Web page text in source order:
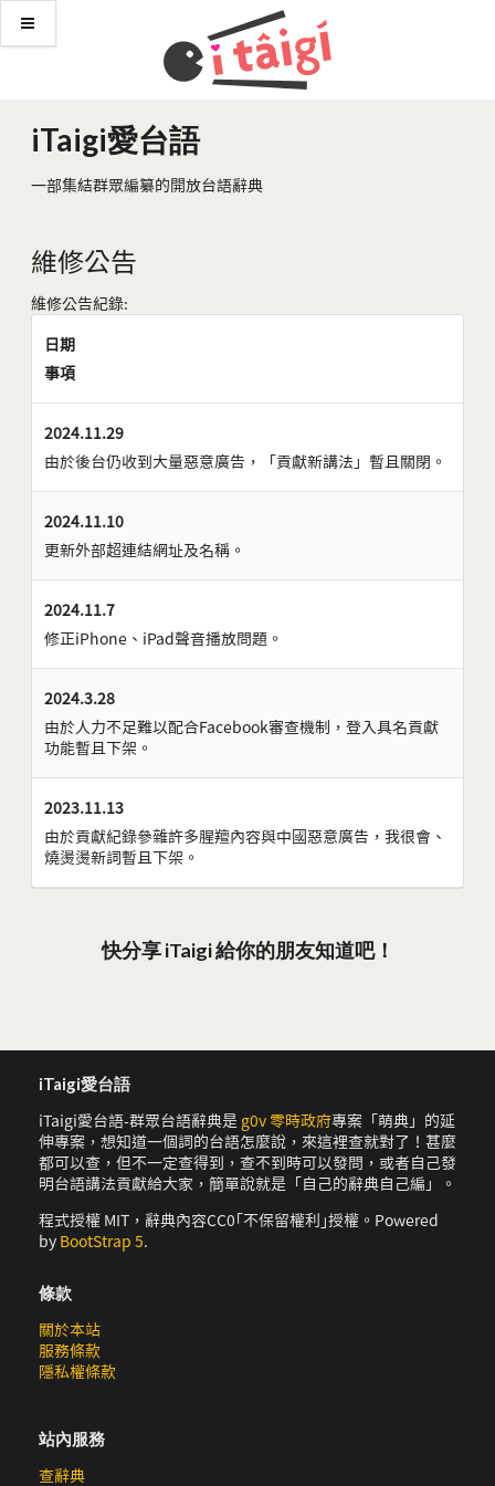
iTaigi愛台語
一部集結群眾編纂的開放台語辭典
維修公告
維修公告紀錄:
日期
事項
2024.11.29
由於後台仍收到大量惡意廣告，「貢獻新講法」暫且關閉。
2024.11.10
更新外部超連結網址及名稱。
2024.11.7
修正iPhone、iPad聲音播放問題。
2024.3.28
由於人力不足難以配合Facebook審查機制，登入具名貢獻
功能暫且下架。
2023.11.13
由於貢獻紀錄參雜許多腥羶內容與中國惡意廣告，我很會、
燒燙燙新詞暫且下架。
快分享 iTaigi 給你的朋友知道吧！
iTaigi愛台語
iTaigi愛台語-群眾台語辭典是 g0v 零時政府專案「萌典」的延
伸專案，想知道一個詞的台語怎麼說，來這裡查就對了！甚麼
都可以查，但不一定查得到，查不到時可以發問，或者自己發
明台語講法貢獻給大家，簡單說就是「自己的辭典自己編」。
程式授權 MIT，辭典內容CC0｢不保留權利｣授權。Powered
by BootStrap 5.
條款
關於本站
服務條款
隱私權條款
站內服務
查辭典